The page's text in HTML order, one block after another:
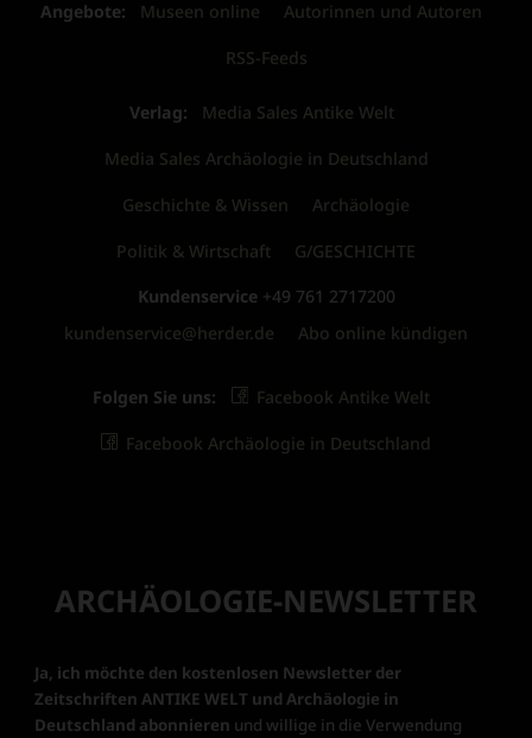
Angebote: Museen online Autorinnen und Autoren
RSS-Feeds
Verlag: Media Sales Antike Welt
Media Sales Archäologie in Deutschland
Geschichte & Wissen Archäologie
Politik & Wirtschaft G/GESCHICHTE
Kundenservice +49 761 2717200
kundenservice@herder.de
Abo online kündigen
Folgen Sie uns: Facebook Antike Welt
Facebook Archäologie in Deutschland
ARCHÄOLOGIE-NEWSLETTER
Ja, ich möchte den kostenlosen Newsletter der
Zeitschriften ANTIKE WELT und Archäologie in
Deutschland abonnieren und willige in die Verwendung